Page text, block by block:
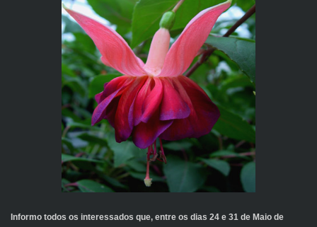
Informo todos os interessados que, entre os dias 24 e 31 de Maio de